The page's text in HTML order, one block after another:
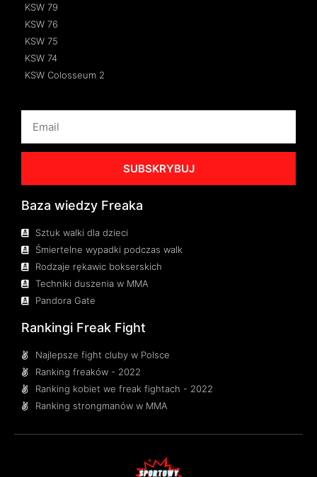
KSW 79
KSW 76
KSW 75
KSW 74
KSW Colosseum 2
SUBSKRYBUJ
Baza wiedzy Freaka
Sztuk walki dla dzieci
Śmiertelne wypadki podczas walk
Rodzaje rękawic bokserskich
Techniki duszenia w MMA
Pandora Gate
Rankingi Freak Fight
Najlepsze fight cluby w Polsce
Ranking freaków - 2022
Ranking kobiet we freak fightach - 2022
Ranking strongmanów w MMA